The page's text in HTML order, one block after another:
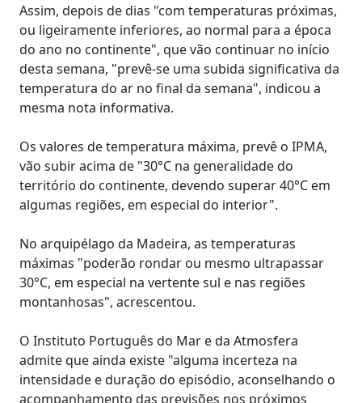
Assim, depois de dias "com temperaturas próximas,
ou ligeiramente inferiores, ao normal para a época
do ano no continente", que vão continuar no início
desta semana, "prevê-se uma subida significativa da
temperatura do ar no final da semana", indicou a
mesma nota informativa.
Os valores de temperatura máxima, prevê o IPMA,
vão subir acima de "30°C na generalidade do
território do continente, devendo superar 40°C em
algumas regiões, em especial do interior".
No arquipélago da Madeira, as temperaturas
máximas "poderão rondar ou mesmo ultrapassar
30°C, em especial na vertente sul e nas regiões
montanhosas", acrescentou.
O Instituto Português do Mar e da Atmosfera
admite que ainda existe "alguma incerteza na
intensidade e duração do episódio, aconselhando o
acompanhamento das previsões nos próximos